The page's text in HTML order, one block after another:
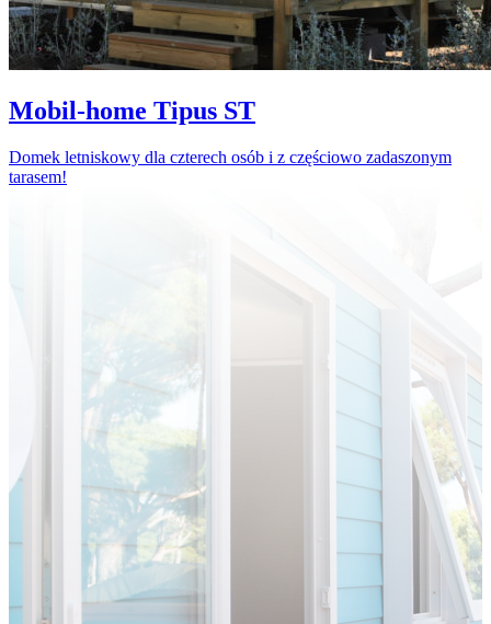
Mobil-home Tipus ST
Domek letniskowy dla czterech osób i z częściowo zadaszonym
tarasem!